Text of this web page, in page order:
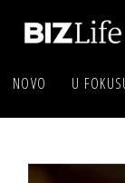
NOVO U